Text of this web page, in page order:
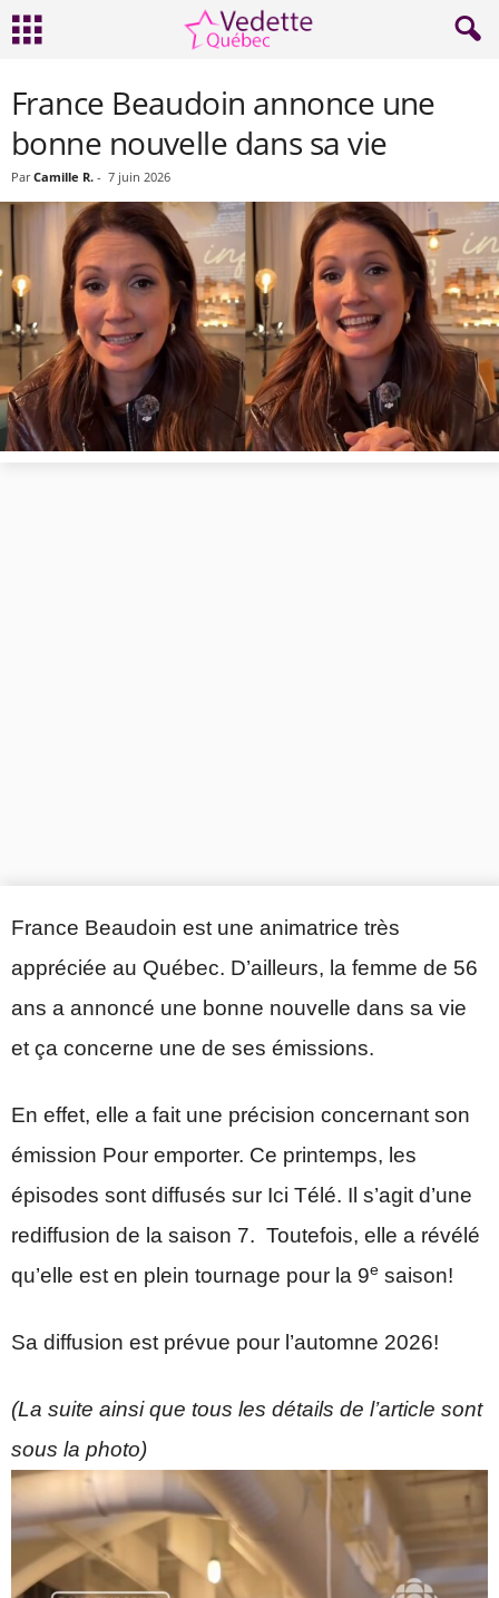
France Beaudoin annonce une
bonne nouvelle dans sa vie
Par Camille R. - 7 juin 2026
France Beaudoin est une animatrice très
appréciée au Québec. D’ailleurs, la femme de 56
ans a annoncé une bonne nouvelle dans sa vie
et ça concerne une de ses émissions.
En effet, elle a fait une précision concernant son
émission Pour emporter. Ce printemps, les
épisodes sont diffusés sur Ici Télé. Il s’agit d’une
rediffusion de la saison 7. Toutefois, elle a révélé
qu’elle est en plein tournage pour la 9e saison!
Sa diffusion est prévue pour l’automne 2026!
(La suite ainsi que tous les détails de l’article sont
sous la photo)